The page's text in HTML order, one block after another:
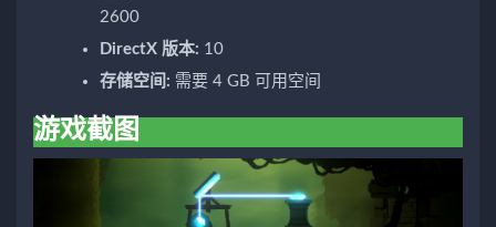
2600
DirectX 版本: 10
存储空间: 需要 4 GB 可用空间
游戏截图